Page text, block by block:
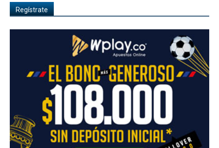
Regístrate